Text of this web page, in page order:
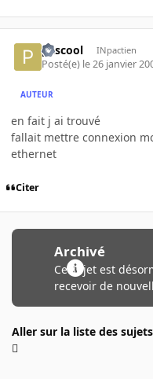
pascool INpactien
Posté(e) le 26 janvier
AUTEUR
en fait j ai trouvé
fallait mettre connexion
ethernet
Citer
Archivé
Ce sujet est
recevoir de
Aller sur la liste des sujets